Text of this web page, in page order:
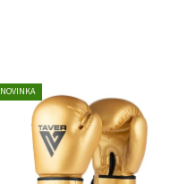
NOVINKA